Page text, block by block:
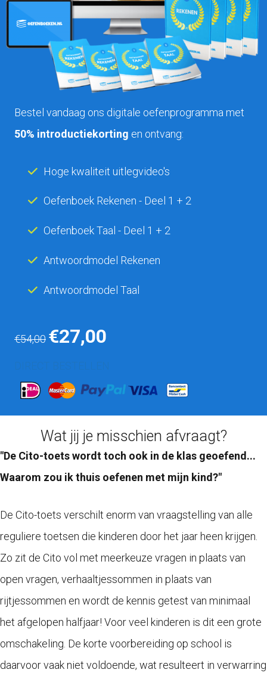
Bestel vandaag ons digitale oefenprogramma met
50% introductiekorting en ontvang:
Hoge kwaliteit uitlegvideo's
Oefenboek Rekenen - Deel 1 + 2
Oefenboek Taal - Deel 1 + 2
Antwoordmodel Rekenen
Antwoordmodel Taal
€54,00 €27,00
Wat jij je misschien afvraagt?
"De Cito-toets wordt toch ook in de klas geoefend...
Waarom zou ik thuis oefenen met mijn kind?"
De Cito-toets verschilt enorm van vraagstelling van alle
reguliere toetsen die kinderen door het jaar heen krijgen.
Zo zit de Cito vol met meerkeuze vragen in plaats van
open vragen, verhaaltjessommen in plaats van
rijtjessommen en wordt de kennis getest van minimaal
het afgelopen halfjaar! Voor veel kinderen is dit een grote
omschakeling. De korte voorbereiding op school is
daarvoor vaak niet voldoende, wat resulteert in verwarring